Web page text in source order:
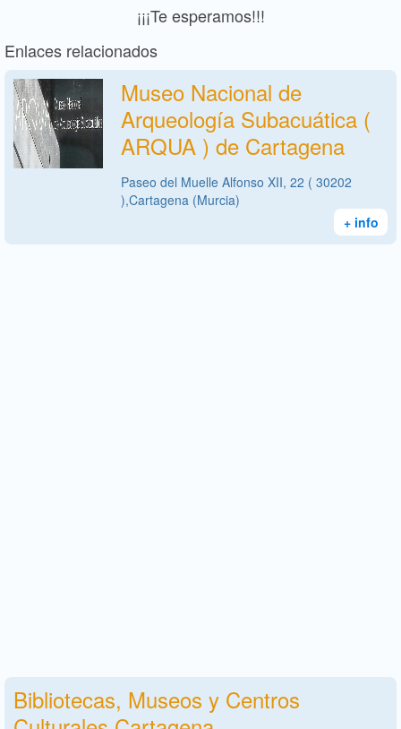
¡¡¡Te esperamos!!!
Enlaces relacionados
Museo Nacional de
Arqueología Subacuática (
ARQUA ) de Cartagena
Paseo del Muelle Alfonso XII, 22 ( 30202
),Cartagena (Murcia)
+ info
Bibliotecas, Museos y Centros